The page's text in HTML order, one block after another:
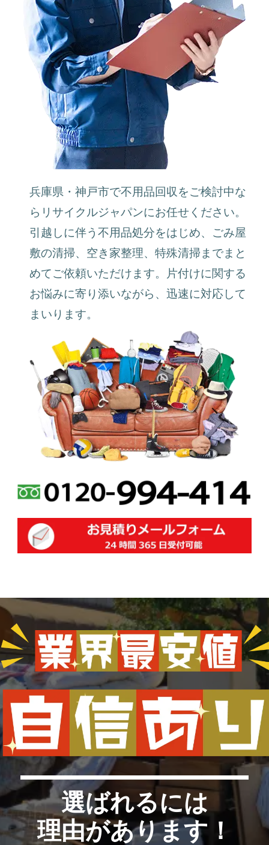
兵庫県・神戸市で不用品回収をご検討中な
らリサイクルジャパンにお任せください。
引越しに伴う不用品処分をはじめ、ごみ屋
敷の清掃、空き家整理、特殊清掃までまと
めてご依頼いただけます。片付けに関する
お悩みに寄り添いながら、迅速に対応して
まいります。
選ばれるには
理由があります！